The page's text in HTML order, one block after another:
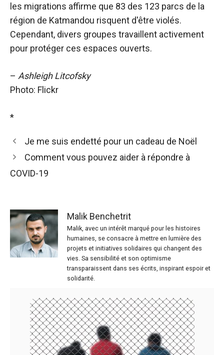
les migrations affirme que 83 des 123 parcs de la
région de Katmandou risquent d'être violés.
Cependant, divers groupes travaillent activement
pour protéger ces espaces ouverts.
– Ashleigh Litcofsky
Photo: Flickr
*
Je me suis endetté pour un cadeau de Noël
Comment vous pouvez aider à répondre à
COVID-19
Malik Benchetrit
Malik, avec un intérêt marqué pour les histoires
humaines, se consacre à mettre en lumière des
projets et initiatives solidaires qui changent des
vies. Sa sensibilité et son optimisme
transparaissent dans ses écrits, inspirant espoir et
solidarité.